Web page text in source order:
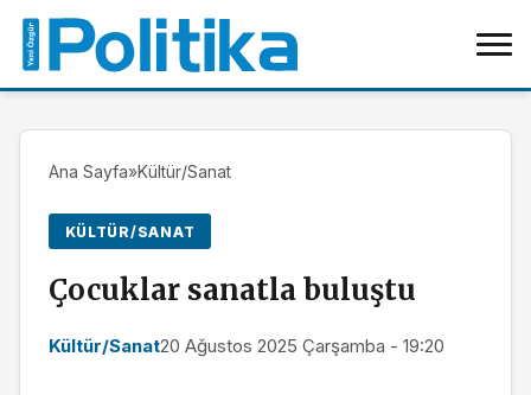
Ana Sayfa»Kültür/Sanat
KÜLTÜR/SANAT
Çocuklar sanatla buluştu
Kültür/Sanat20 Ağustos 2025 Çarşamba - 19:20